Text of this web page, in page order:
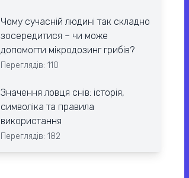
Чому сучасній людині так складно
зосередитися – чи може
допомогти мікродозинг грибів?
Переглядів: 110
Значення ловця снів: історія,
символіка та правила
використання
Переглядів: 182